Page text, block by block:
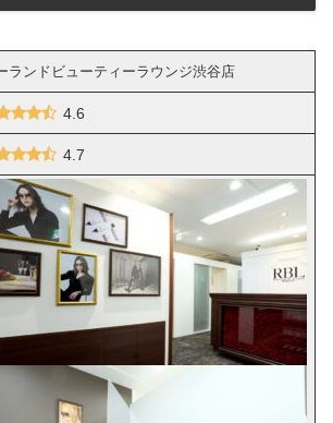
ランドビューティーラウンジ渋谷店
4.6
4.7